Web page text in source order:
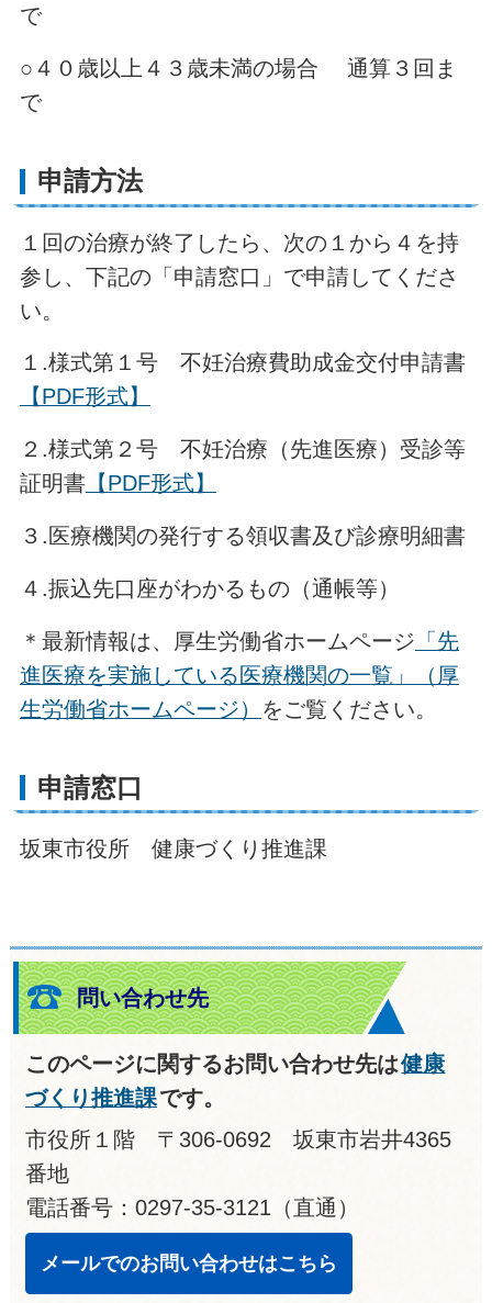
で
○４０歳以上４３歳未満の場合 通算３回ま
で
申請方法
１回の治療が終了したら、次の１から４を持
参し、下記の「申請窓口」で申請してくださ
い。
１.様式第１号 不妊治療費助成金交付申請書
【PDF形式】
２.様式第２号 不妊治療（先進医療）受診等
証明書 【PDF形式】
３.医療機関の発行する領収書及び診療明細書
４.振込先口座がわかるもの（通帳等）
＊最新情報は、厚生労働省ホームページ 「先
進医療を実施している医療機関の一覧」（厚
生労働省ホームページ） をご覧ください。
申請窓口
坂東市役所 健康づくり推進課
問い合わせ先
このページに関するお問い合わせ先は健康
づくり推進課です。
市役所１階 〒306-0692 坂東市岩井4365
番地
電話番号：0297-35-3121（直通）
メールでのお問い合わせはこちら